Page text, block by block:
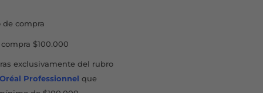
compra
$100.000
exclusivamente del rubro
Professionnel que